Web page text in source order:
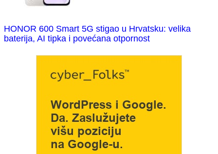
HONOR 600 Smart 5G stigao u Hrvatsku: velika
baterija, AI tipka i povećana otpornost